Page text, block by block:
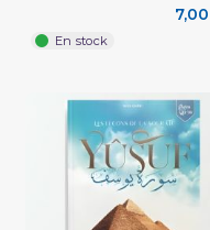
(6
En stock